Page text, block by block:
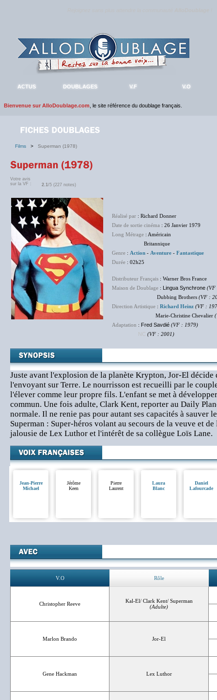
ACTUS DOUBLAGES V.F V.O
Bienvenue sur AlloDoublage.com , le site référence du doublage français.
Films > Superman (1978)
Votre avis
sur la VF :
2.1/5 (227 notes)
Réalisé par : Richard Donner
Date de sortie cinéma : 26 Janvier 1979
Long Métrage : Américain
Britannique
Genre : Action - Aventure - Fantastique
Durée : 02h25
Distributeur Français : Warner Bros France
Maison de Doublage : Lingua Synchrone (VF
Dubbing Brothers (VF :
Direction Artistique : Richard Heinz (VF :
Marie-Christine Chevalier
Adaptation : Fred Savdié (VF : 1979)
NC (VF : 2001)
Juste avant l'explosion de la planète Krypton, Jor-El décide
l'envoyant sur Terre. Le nourrisson est recueilli par le
l'élever comme leur propre fils. L'enfant se met à
commun. Une fois adulte, Clark Kent, reporter au Daily
normale. Il ne renie pas pour autant ses capacités à sauver
Superman : Super-héros volant au secours de la veuve et
jalousie de Lex Luthor et l'intérêt de sa collègue Loïs Lane.
Jean-Pierre
Michael
Jérôme
Keen
Pierre
Laurent
Laura
Blanc
Daniel
Lafourcade
V.O Rôle
Christopher Reeve
Kal-El/ Clark Kent/ Superman
(Adulte)
Marlon Brando Jor-El
Gene Hackman Lex Luthor